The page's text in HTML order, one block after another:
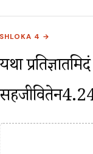
SHLOKA 4 →
यथा